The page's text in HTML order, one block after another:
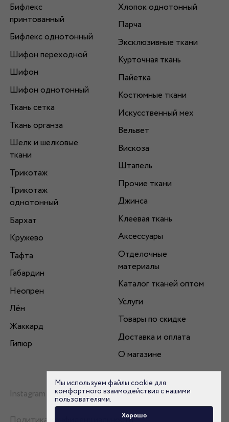
Бифлекс
принтованный
Бифлекс однотонный
Шифон переходной
Шифон
Шифон однотонный
Ткань сетка
Ткань органза
Шелк и шелковые
ткани
Трикотаж
Трикотаж
однотонный
Бархат
Кружево
Тафта
Габардин
Неопрен
Лён
Жаккард
Гипюр
Хлопок однотонный
Парча
Эксклюзивные ткани
Курточная ткань
Пайетка
Костюмные ткани
Искусственный мех
Вельвет
Вискоза
Штапель
Прочие ткани
Джинса
Клеевая ткань
Аксессуары
Отделочные
материалы
Каталог тканей оптом
Услуги
Товары по скидке
Доставка и оплата
О магазине
Instagram
Мы используем файлы cookie для
комфортного взаимодействия с нашими
пользователями.
Хорошо